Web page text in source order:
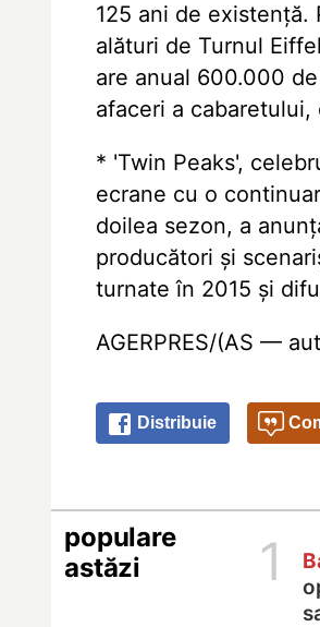
125 ani de
alături de Turnul
are anual 600.000
afaceri a
* 'Twin Peaks',
ecrane cu o
doilea sezon, a
producători și
turnate în 2015 și
AGERPRES/(AS —
Distribuie
populare
astăzi
1